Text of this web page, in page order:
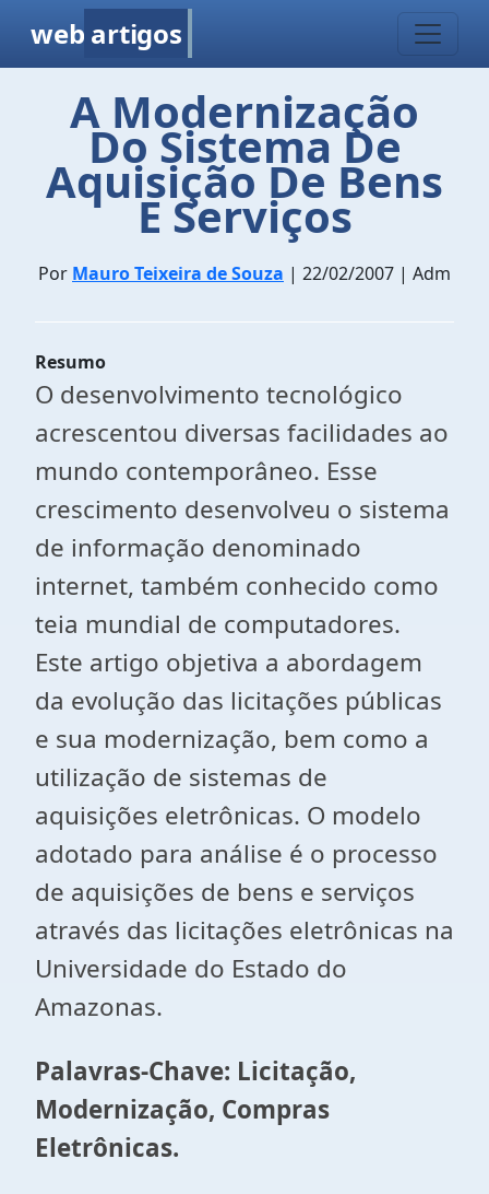
web artigos
A Modernização
Do Sistema De
Aquisição De Bens
E Serviços
Por Mauro Teixeira de Souza | 22/02/2007 | Adm
Resumo
O desenvolvimento tecnológico
acrescentou diversas facilidades ao
mundo contemporâneo. Esse
crescimento desenvolveu o sistema
de informação denominado
internet, também conhecido como
teia mundial de computadores.
Este artigo objetiva a abordagem
da evolução das licitações públicas
e sua modernização, bem como a
utilização de sistemas de
aquisições eletrônicas. O modelo
adotado para análise é o processo
de aquisições de bens e serviços
através das licitações eletrônicas na
Universidade do Estado do
Amazonas.
Palavras-Chave: Licitação,
Modernização, Compras
Eletrônicas.